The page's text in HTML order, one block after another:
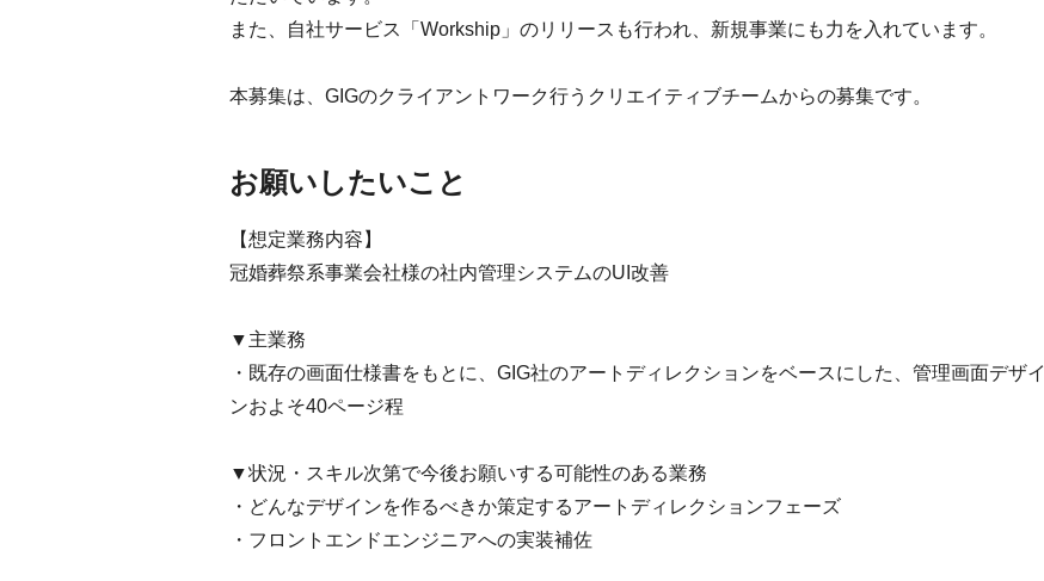
また、自社サービス「Workship」のリリースも行われ、新規事業にも力を入れています。
本募集は、GIGのクライアントワーク行うクリエイティブチームからの募集です。
お願いしたいこと
【想定業務内容】
冠婚葬祭系事業会社様の社内管理システムのUI改善
▼主業務
・既存の画面仕様書をもとに、GIG社のアートディレクションをベースにした、管理画面デザイ
ンおよそ40ページ程
▼状況・スキル次第で今後お願いする可能性のある業務
・どんなデザインを作るべきか策定するアートディレクションフェーズ
・フロントエンドエンジニアへの実装補佐